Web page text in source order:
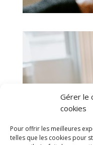
Gérer le
cookies
Pour offrir les meilleures
telles que les cookies pour